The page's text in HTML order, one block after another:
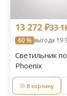
13 272 ₽33
60 % выгода 19
Светильник
Phoenix
В корзину